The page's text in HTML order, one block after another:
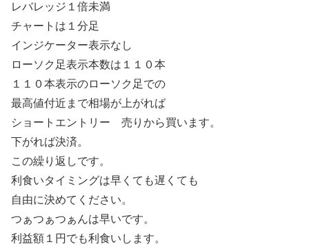
レバレッジ１倍未満
チャートは１分足
インジケーター表示なし
ローソク足表示本数は１１０本
１１０本表示のローソク足での
最高値付近まで相場が上がれば
ショートエントリー 売りから買います。
下がれば決済。
この繰り返しです。
利食いタイミングは早くても遅くても
自由に決めてください。
つぁつぁつぁんは早いです。
利益額１円でも利食いします。